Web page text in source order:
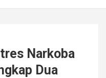
Narkoba
Dua